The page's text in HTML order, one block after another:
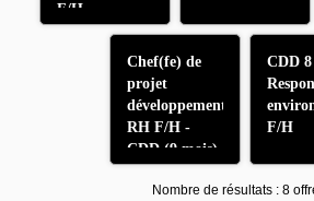
F/H
Chef(fe) de
projet
développement
RH F/H -
CDD (9 mois)
Septembre
CDD
F/H
Nombre de résultats : 8